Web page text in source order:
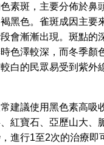
素斑，主要分佈於鼻
黑色。雀斑成因主要
會漸漸出現。斑點的
色澤較深，而冬季顏
白的民眾易受到紫外
建議使用黑色素高吸
紅寶石、亞歷山大、
進行1至2次的治療即